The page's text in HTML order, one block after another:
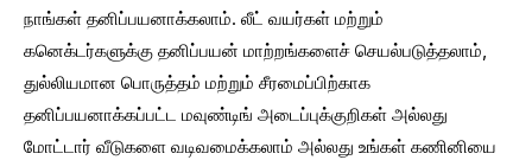
நாங்கள் தனிப்பயனாக்கலாம். லீட் வயர்கள் மற்றும்
கனெக்டர்களுக்கு தனிப்பயன் மாற்றங்களைச் செயல்படுத்தலாம்,
துல்லியமான பொருத்தம் மற்றும் சீரமைப்பிற்காக
தனிப்பயனாக்கப்பட்ட மவுண்டிங் அடைப்புக்குறிகள் அல்லது
மோட்டார் வீடுகளை வடிவமைக்கலாம் அல்லது உங்கள் கணினியை